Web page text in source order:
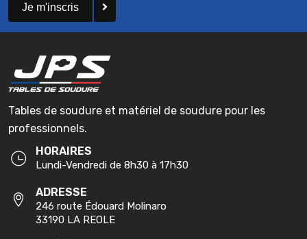
Je m'inscris
Tables de soudure et matériel de soudure pour les
professionnels.
HORAIRES
Lundi-Vendredi de 8h30 à 17h30
ADRESSE
246 route Édouard Molinaro
33190 LA REOLE